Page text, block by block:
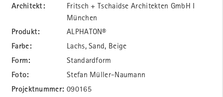
Architekt:
Fritsch + Tschaidse Architekten GmbH I
München
Produkt: ALPHATON®
Farbe: Lachs, Sand, Beige
Form: Standardform
Foto: Stefan Müller-Naumann
Projektnummer: 090165